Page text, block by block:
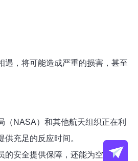
遇，将可能造成严重的损害，甚至
NASA）和其他航天组织正在利
充足的反应时间。
安全提供保障，还能为空间站的